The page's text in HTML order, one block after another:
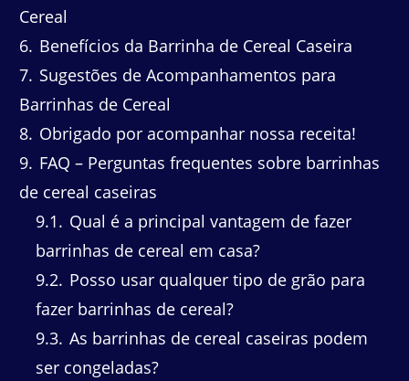
Cereal
6 Benefícios da Barrinha de Cereal Caseira
7 Sugestões de Acompanhamentos para
Barrinhas de Cereal
8 Obrigado por acompanhar nossa receita!
9 FAQ – Perguntas frequentes sobre barrinhas
de cereal caseiras
9.1
Qual é a principal vantagem de fazer
barrinhas de cereal em casa?
9.2 Posso usar qualquer tipo de grão para
fazer barrinhas de cereal?
9.3 As barrinhas de cereal caseiras podem
ser congeladas?